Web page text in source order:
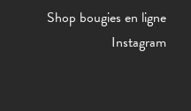
Shop bougies en ligne
Instagram